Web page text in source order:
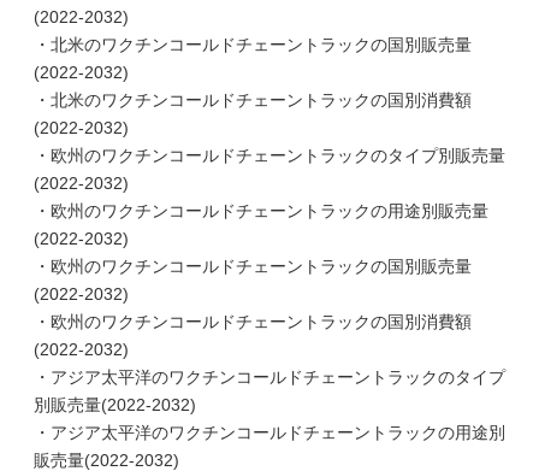
(2022-2032)
・北米のワクチンコールドチェーントラックの国別販売量
(2022-2032)
・北米のワクチンコールドチェーントラックの国別消費額
(2022-2032)
・欧州のワクチンコールドチェーントラックのタイプ別販売量
(2022-2032)
・欧州のワクチンコールドチェーントラックの用途別販売量
(2022-2032)
・欧州のワクチンコールドチェーントラックの国別販売量
(2022-2032)
・欧州のワクチンコールドチェーントラックの国別消費額
(2022-2032)
・アジア太平洋のワクチンコールドチェーントラックのタイプ
別販売量(2022-2032)
・アジア太平洋のワクチンコールドチェーントラックの用途別
販売量(2022-2032)